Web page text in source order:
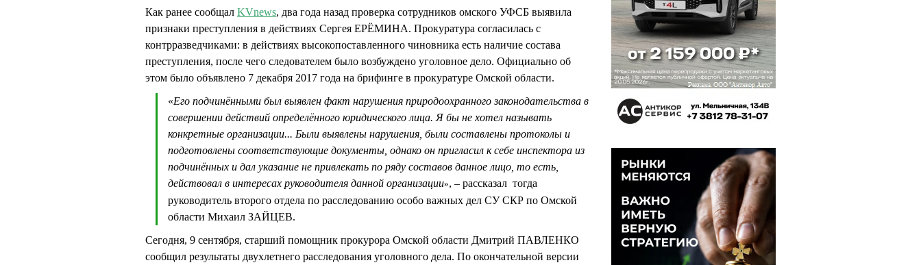
Как ранее сообщал KVnews, два года назад проверка сотрудников омского УФСБ выявила
признаки преступления в действиях Сергея ЕРЁМИНА. Прокуратура согласилась с
контрразведчиками: в действиях высокопоставленного чиновника есть наличие состава
преступления, после чего следователем было возбуждено уголовное дело. Официально об
этом было объявлено 7 декабря 2017 года на брифинге в прокуратуре Омской области.
«Его подчинёнными был выявлен факт нарушения природоохранного законодательства в
совершении действий определённого юридического лица. Я бы не хотел называть
конкретные организации... Были выявлены нарушения, были составлены протоколы и
подготовлены соответствующие документы, однако он пригласил к себе инспектора из
подчинённых и дал указание не привлекать по ряду составов данное лицо, то есть,
действовал в интересах руководителя данной организации», – рассказал тогда
руководитель второго отдела по расследованию особо важных дел СУ СКР по Омской
области Михаил ЗАЙЦЕВ.
Сегодня, 9 сентября, старший помощник прокурора Омской области Дмитрий ПАВЛЕНКО
сообщил результаты двухлетнего расследования уголовного дела. По окончательной версии